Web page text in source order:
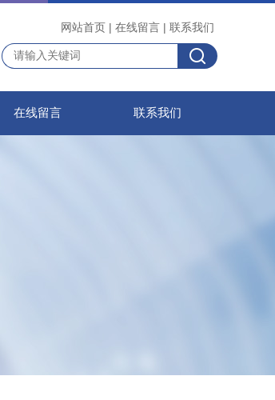
网站首页 | 在线留言 | 联系我们
在线留言 联系我们